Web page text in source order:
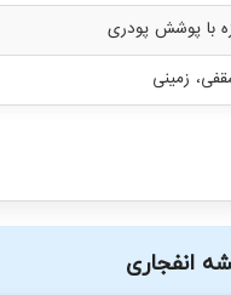
با پوشش پودری
زمینی
انفجاری